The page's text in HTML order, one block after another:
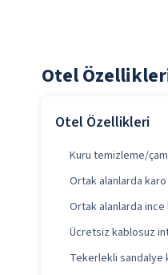
Otel
Otel Özellikleri
Kuru temizleme/
Ortak alanlarda
Ortak alanlarda ince
Ücretsiz kablosuz
Tekerlekli sandalye